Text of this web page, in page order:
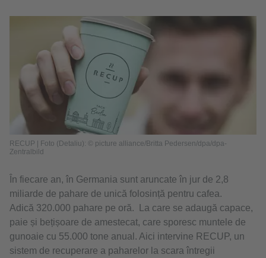
RECUP | Foto (Detaliu): © picture alliance/Britta Pedersen/dpa/dpa-
Zentralbild
În fiecare an, în Germania sunt aruncate în jur de 2,8
miliarde de pahare de unică folosință pentru cafea.
Adică 320.000 pahare pe oră. La care se adaugă capace,
paie și bețișoare de amestecat, care sporesc muntele de
gunoaie cu 55.000 tone anual. Aici intervine RECUP, un
sistem de recuperare a paharelor la scara întregii